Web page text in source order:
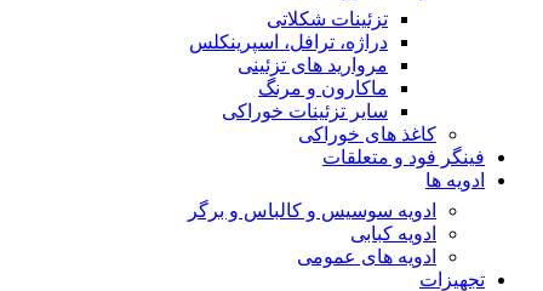
تزئینات شکلاتی
دراژه، ترافل، اسپرینکلس
مروارید های تزئینی
ماکارون و مرنگ
سایر تزئینات خوراکی
کاغذ های خوراکی
فینگر فود و متعلقات
ادویه ها
ادویه سوسیس و کالباس و برگر
ادویه کبابی
ادویه های عمومی
تجهیزات